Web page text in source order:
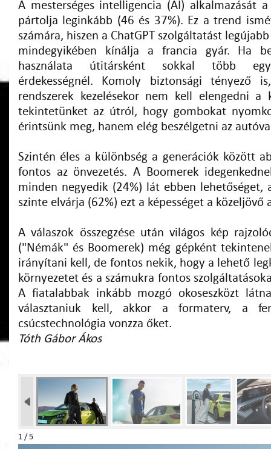
A mesterséges intelligencia (AI) alkalmazását
pártolja leginkább (46 és 37%). Ez a trend
számára, hiszen a ChatGPT szolgáltatást
mindegyikében kínálja a francia gyár. Ha
használata útitársként sokkal több
érdekességnél. Komoly biztonsági tényező
rendszerek kezelésekor nem kell elengedni a
tekintetünket az útról, hogy gombokat
érintsünk meg, hanem elég beszélgetni az
Szintén éles a különbség a generációk között
fontos az önvezetés. A Boomerek
minden negyedik (24%) lát ebben lehetőséget,
szinte elvárja (62%) ezt a képességet a közeljövő
A válaszok összegzése után világos kép
("Némák" és Boomerek) még gépként
irányítani kell, de fontos nekik, hogy a lehető
környezetet és a számukra fontos
A fiatalabbak inkább mozgó okoseszközt
választaniuk kell, akkor a formaterv, a
csúcstechnológia vonzza őket.
Tóth Gábor Ákos
1 / 5